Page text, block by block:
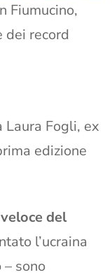
Fiumucino,
dei record
Fogli, ex
edizione
del
l’ucraina
– sono